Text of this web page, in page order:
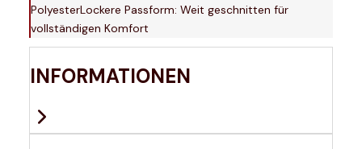
PolyesterLockere Passform: Weit geschnitten für
vollständigen Komfort
INFORMATIONEN